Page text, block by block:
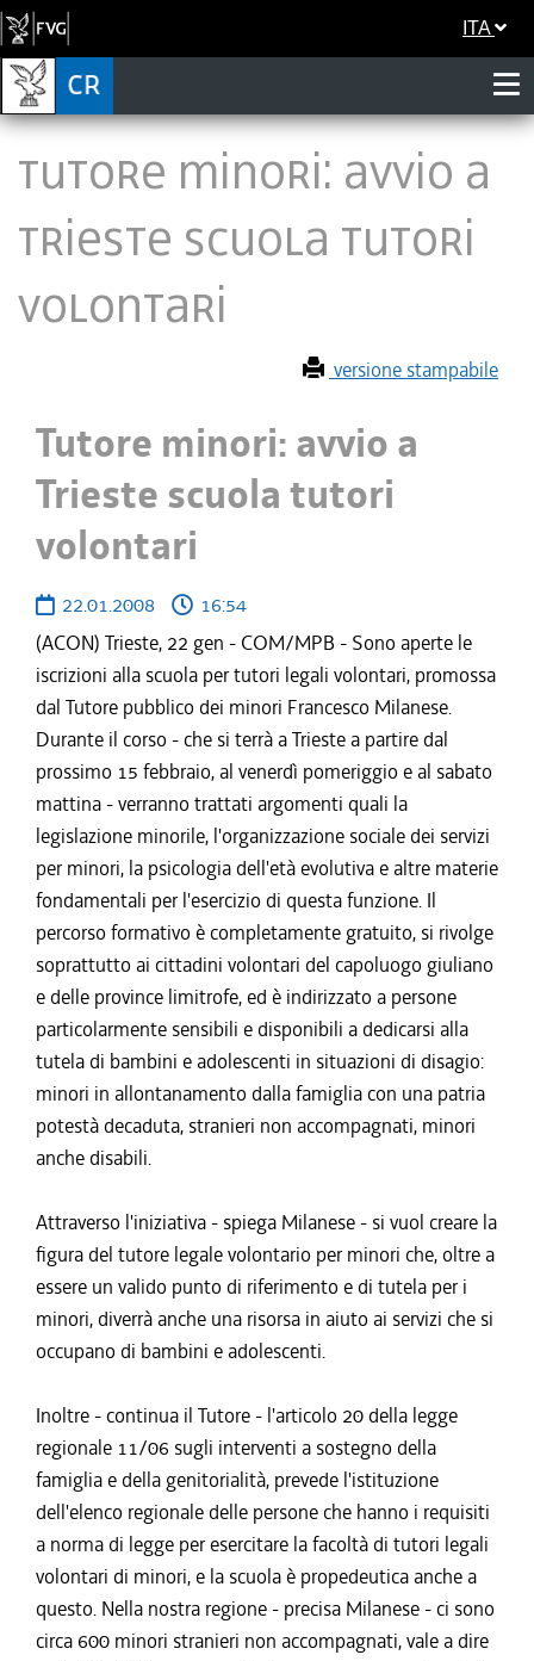
ITA
Tutore minori: avvio a
Trieste scuola tutori
volontari
versione stampabile
Tutore minori: avvio a
Trieste scuola tutori
volontari
22.01.2008
16:54
(ACON) Trieste, 22 gen - COM/MPB - Sono aperte le
iscrizioni alla scuola per tutori legali volontari, promossa
dal Tutore pubblico dei minori Francesco Milanese.
Durante il corso - che si terrà a Trieste a partire dal
prossimo 15 febbraio, al venerdì pomeriggio e al sabato
mattina - verranno trattati argomenti quali la
legislazione minorile, l'organizzazione sociale dei servizi
per minori, la psicologia dell'età evolutiva e altre materie
fondamentali per l'esercizio di questa funzione. Il
percorso formativo è completamente gratuito, si rivolge
soprattutto ai cittadini volontari del capoluogo giuliano
e delle province limitrofe, ed è indirizzato a persone
particolarmente sensibili e disponibili a dedicarsi alla
tutela di bambini e adolescenti in situazioni di disagio:
minori in allontanamento dalla famiglia con una patria
potestà decaduta, stranieri non accompagnati, minori
anche disabili.
Attraverso l'iniziativa - spiega Milanese - si vuol creare la
figura del tutore legale volontario per minori che, oltre a
essere un valido punto di riferimento e di tutela per i
minori, diverrà anche una risorsa in aiuto ai servizi che si
occupano di bambini e adolescenti.
Inoltre - continua il Tutore - l'articolo 20 della legge
regionale 11/06 sugli interventi a sostegno della
famiglia e della genitorialità, prevede l'istituzione
dell'elenco regionale delle persone che hanno i requisiti
a norma di legge per esercitare la facoltà di tutori legali
volontari di minori, e la scuola è propedeutica anche a
questo. Nella nostra regione - precisa Milanese - ci sono
circa 600 minori stranieri non accompagnati, vale a dire